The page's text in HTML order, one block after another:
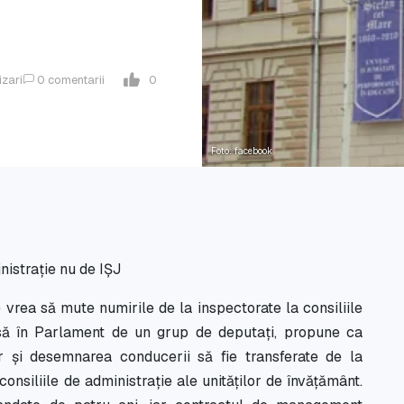
Foto: facebook
0 comentarii 0
nu de IȘJ
să mute numirile de la inspectorate la consiliile
în Parlament de un grup de deputați, propune ca
desemnarea conducerii să fie transferate de la
de administrație ale unităților de învățământ.